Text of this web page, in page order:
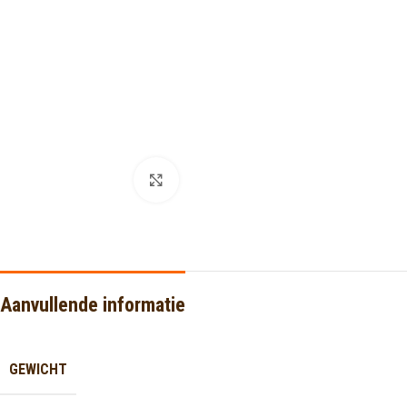
Aanvullende informatie
GEWICHT